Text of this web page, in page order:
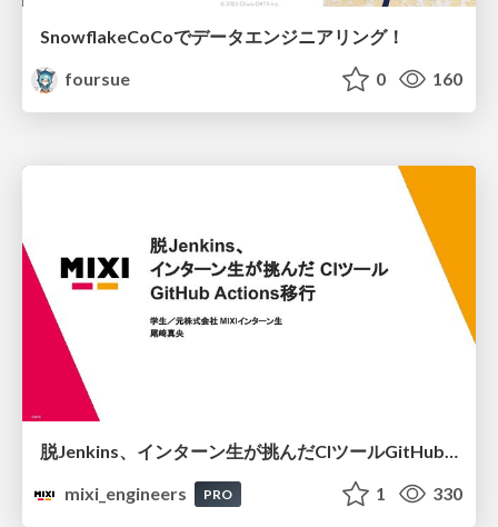
SnowflakeCoCoでデータエンジニアリング！
foursue
0 160
mixi_engineers
PRO 1 330